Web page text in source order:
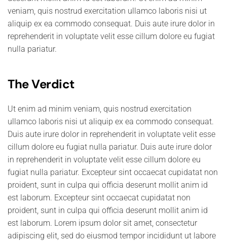
veniam, quis nostrud exercitation ullamco laboris nisi ut
aliquip ex ea commodo consequat. Duis aute irure dolor in
reprehenderit in voluptate velit esse cillum dolore eu fugiat
nulla pariatur.
The Verdict
Ut enim ad minim veniam, quis nostrud exercitation
ullamco laboris nisi ut aliquip ex ea commodo consequat.
Duis aute irure dolor in reprehenderit in voluptate velit esse
cillum dolore eu fugiat nulla pariatur. Duis aute irure dolor
in reprehenderit in voluptate velit esse cillum dolore eu
fugiat nulla pariatur. Excepteur sint occaecat cupidatat non
proident, sunt in culpa qui officia deserunt mollit anim id
est laborum. Excepteur sint occaecat cupidatat non
proident, sunt in culpa qui officia deserunt mollit anim id
est laborum. Lorem ipsum dolor sit amet, consectetur
adipiscing elit, sed do eiusmod tempor incididunt ut labore